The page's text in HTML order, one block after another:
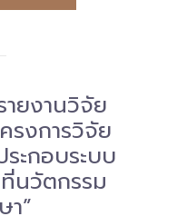
ศึกษา
นที่นวัตกรรมการศึกษา
ยงานวิจัย
งการวิจัย
ะกอบระบบ
นวัตกรรม
า”